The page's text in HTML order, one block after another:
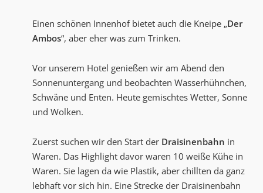
Einen schönen Innenhof bietet auch die Kneipe „Der
Ambos“, aber eher was zum Trinken.
Vor unserem Hotel genießen wir am Abend den
Sonnenuntergang und beobachten Wasserhühnchen,
Schwäne und Enten. Heute gemischtes Wetter, Sonne
und Wolken.
Zuerst suchen wir den Start der Draisinenbahn in
Waren. Das Highlight davor waren 10 weiße Kühe in
Waren. Sie lagen da wie Plastik, aber chillten da ganz
lebhaft vor sich hin. Eine Strecke der Draisinenbahn